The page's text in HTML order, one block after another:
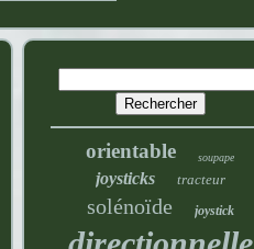
orientable soupape
joysticks tracteur
solénoïde joystick